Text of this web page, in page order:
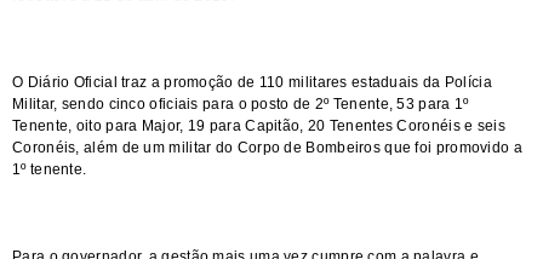
O Diário Oficial traz a promoção de 110 militares estaduais da Polícia
Militar, sendo cinco oficiais para o posto de 2º Tenente, 53 para 1º
Tenente, oito para Major, 19 para Capitão, 20 Tenentes Coronéis e seis
Coronéis, além de um militar do Corpo de Bombeiros que foi promovido a
1º tenente.